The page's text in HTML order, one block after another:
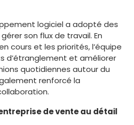
logiciel a adopté des
son flux de travail. En
cours et les priorités, l’équipe
d’étranglement et améliorer
quotidiennes autour du
renforcé la
de vente au détail